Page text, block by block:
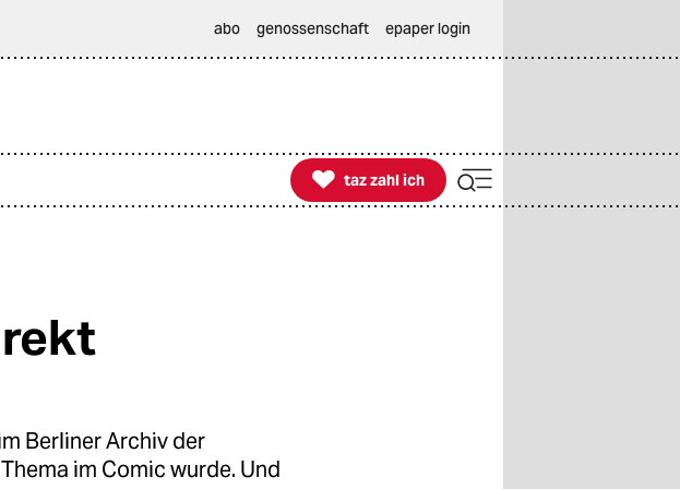
abo genossenschaft epaper login

taz zahl ich
taz zahl ich
Berliner Archiv der
im Comic wurde. Und